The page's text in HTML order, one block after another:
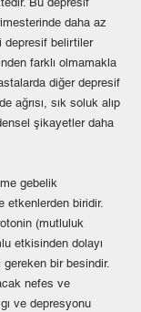
daha az
depresif belirtiler
farklı olmamakla
diğer depresif
ağrısı, sık soluk alıp
şikayetler daha
gebelik
etkenlerden biridir.
(mutluluk
etkisinden dolayı
bir besindir.
nefes ve
ve depresyonu